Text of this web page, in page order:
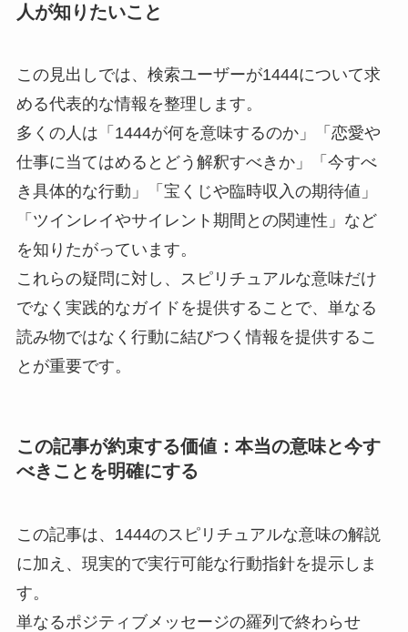
人が知りたいこと
この見出しでは、検索ユーザーが1444について求
める代表的な情報を整理します。
多くの人は「1444が何を意味するのか」「恋愛や
仕事に当てはめるとどう解釈すべきか」「今すべ
き具体的な行動」「宝くじや臨時収入の期待値」
「ツインレイやサイレント期間との関連性」など
を知りたがっています。
これらの疑問に対し、スピリチュアルな意味だけ
でなく実践的なガイドを提供することで、単なる
読み物ではなく行動に結びつく情報を提供するこ
とが重要です。
この記事が約束する価値：本当の意味と今す
べきことを明確にする
この記事は、1444のスピリチュアルな意味の解説
に加え、現実的で実行可能な行動指針を提示しま
す。
単なるポジティブメッセージの羅列で終わらせ